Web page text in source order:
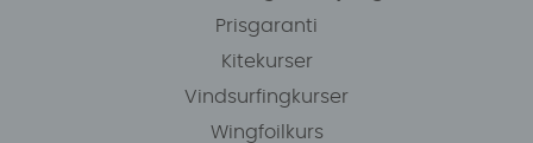
Prisgaranti
Kitekurser
Vindsurfingkurser
Wingfoilkurs